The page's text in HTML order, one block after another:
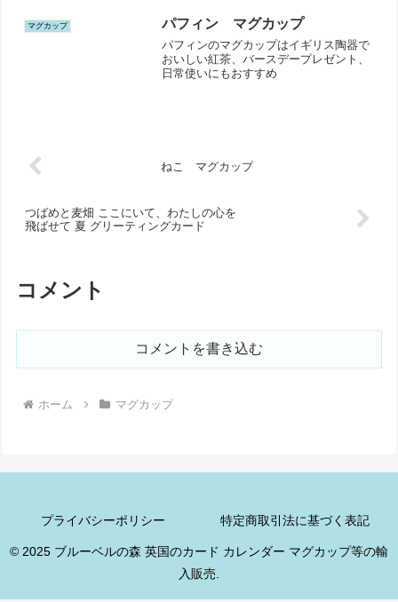
マグカップ パフィン マグカップ
パフィンのマグカップはイギリス陶器で
おいしい紅茶、バースデープレゼント、
日常使いにもおすすめ
ねこ マグカップ
つばめと麦畑 ここにいて、わたしの心を
飛ばせて 夏 グリーティングカード
コメント
コメントを書き込む
ホーム マグカップ
プライバシーポリシー 特定商取引法に基づく表記
© 2025 ブルーベルの森 英国のカード カレンダー マグカップ等の輸
入販売.